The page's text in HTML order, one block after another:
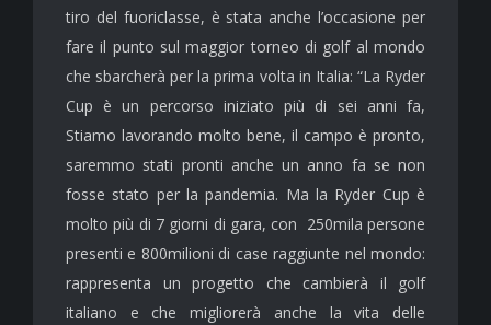
tiro del fuoriclasse, è stata anche l’occasione per
fare il punto sul maggior torneo di golf al mondo
che sbarcherà per la prima volta in Italia: “La Ryder
Cup è un percorso iniziato più di sei anni fa,
Stiamo lavorando molto bene, il campo è pronto,
saremmo stati pronti anche un anno fa se non
fosse stato per la pandemia. Ma la Ryder Cup è
molto più di 7 giorni di gara, con 250mila persone
presenti e 800milioni di case raggiunte nel mondo:
rappresenta un progetto che cambierà il golf
italiano e che migliorerà anche la vita delle